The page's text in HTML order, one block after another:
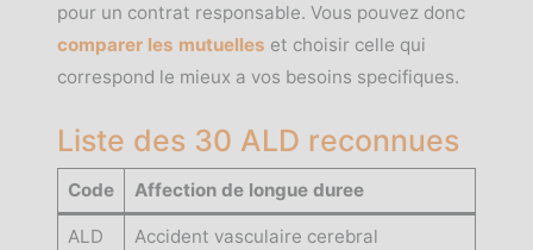
pour un contrat responsable. Vous pouvez donc
comparer les mutuelles et choisir celle qui
correspond le mieux a vos besoins specifiques.
Liste des 30 ALD reconnues
Code Affection de longue duree
ALD
Accident vasculaire cerebral